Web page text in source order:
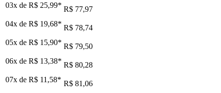
03x de R$ 25,99* R$ 77,97
04x de R$ 19,68* R$ 78,74
05x de R$ 15,90* R$ 79,50
06x de R$ 13,38* R$ 80,28
07x de R$ 11,58* R$ 81,06